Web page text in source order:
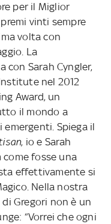
per il Miglior
vinti sempre
volta con
La
con Sarah Cyngler,
nel 2012
Award, un
il mondo a
Spiega il
, io e Sarah
fosse una
effettivamente si
Nella nostra
Gregori non è un
“Vorrei che ogni